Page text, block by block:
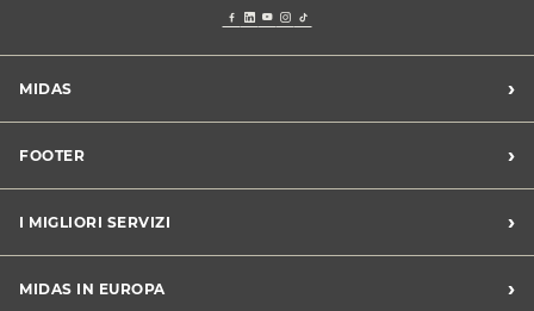
MIDAS ›
Blog dell'automobilista
Lavora con noi
Chi siamo
FOOTER ›
Apri un centro in franchising
CONDIZIONI PROMOZIONI
Sconti Convenzioni
I MIGLIORI SERVIZI ›
Revisione
MIDAS IN EUROPA ›